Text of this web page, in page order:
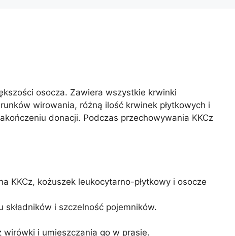
osocza. Zawiera wszystkie krwinki
wirowania, różną ilość krwinek płytkowych i
donacji. Podczas przechowywania KKCz
KKCz, kożuszek leukocytarno-płytkowy i osocze
i szczelność pojemników.
i umieszczania go w prasie.